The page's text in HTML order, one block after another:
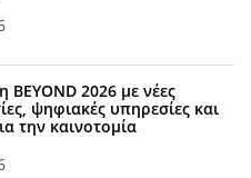
BEYOND 2026 με νέες
ψηφιακές υπηρεσίες και
την καινοτομία